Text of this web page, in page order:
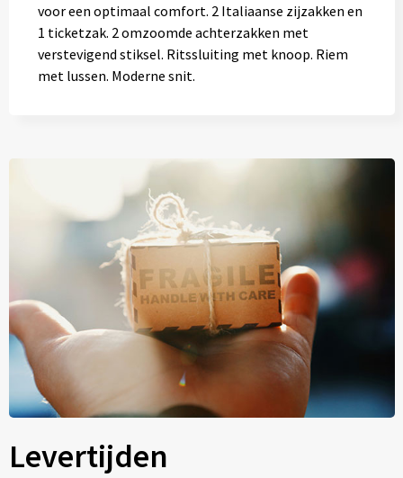
voor een optimaal comfort. 2 Italiaanse zijzakken en
1 ticketzak. 2 omzoomde achterzakken met
verstevigend stiksel. Ritssluiting met knoop. Riem
met lussen. Moderne snit.
Levertijden